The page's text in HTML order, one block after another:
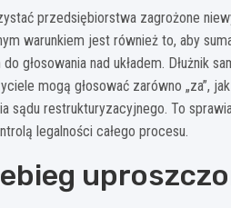
przedsiębiorstwa zagrożone
warunkiem jest również to, aby
głosowania nad układem. Dłużnik
mogą głosować zarówno „za”,
sądu restrukturyzacyjnego. To
legalności całego procesu.